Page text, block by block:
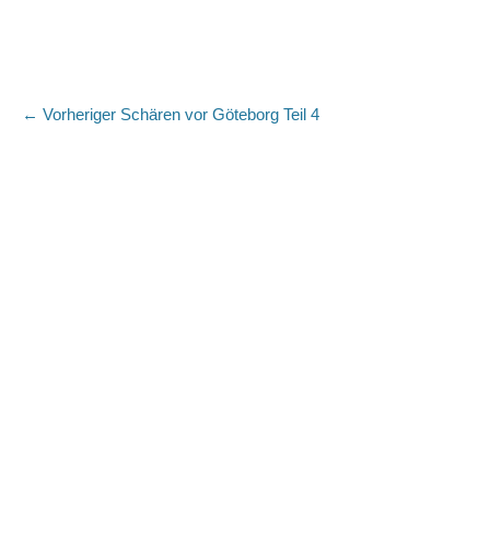
Beitragsnavigation
← Vorheriger Vorheriger
Schären vor Göteborg Teil 4